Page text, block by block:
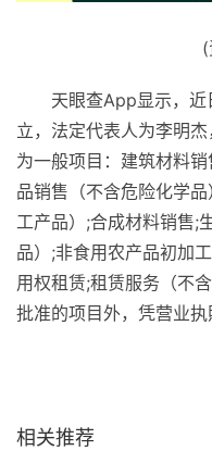
天眼查App显示，
立，法定代表人为李明
为一般项目：建筑材料
品销售（不含危险化学
工产品）;合成材料销售;
品）;非食用农产品初加
用权租赁;租赁服务（不
批准的项目外，凭营业执
相关推荐